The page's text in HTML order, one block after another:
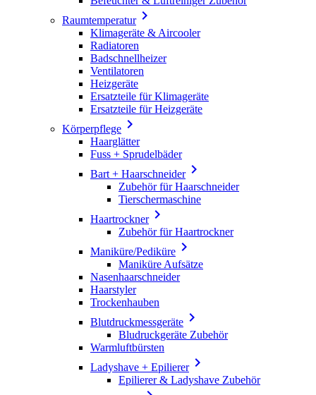
Raumtemperatur
Klimageräte & Aircooler
Radiatoren
Badschnellheizer
Ventilatoren
Heizgeräte
Ersatzteile für Klimageräte
Ersatzteile für Heizgeräte
Körperpflege 
Haarglätter
Fuss + Sprudelbäder
Bart + Haarschneider
Zubehör für Haarschneider
Tierschermaschine
Haartrockner
Zubehör für Haartrockner
Maniküre/Pediküre 
Maniküre Aufsätze
Nasenhaarschneider
Haarstyler
Trockenhauben
Blutdruckmessgeräte 
Bludruckgeräte Zubehör
Warmluftbürsten
Ladyshave + Epilierer
Epilierer & Ladyshave Zubehör